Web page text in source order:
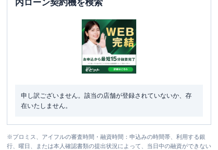
内ローン契約機を検索
申し訳ございません。該当の店舗が登録されていないか、存
在いたしません。
※プロミス、アイフルの審査時間・融資時間：申込みの時間帯、利用する銀
行、曜日、または本人確認書類の提出状況によって、当日中の融資ができない